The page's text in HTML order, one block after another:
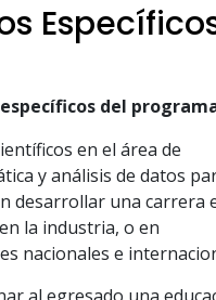
del
en el área de
y análisis de datos
desarrollar una carrera
la industria, o en
nacionales e